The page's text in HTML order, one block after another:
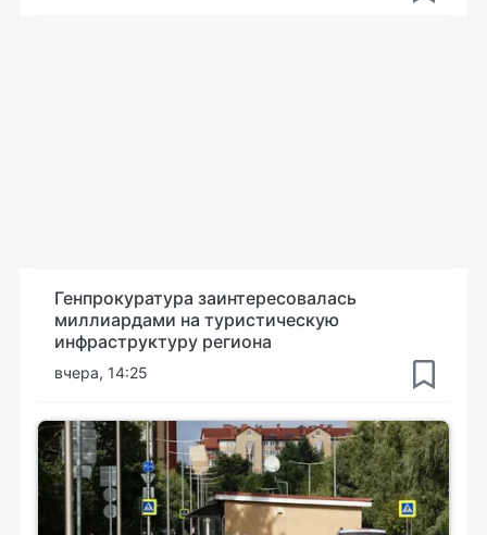
Генпрокуратура заинтересовалась
миллиардами на туристическую
инфраструктуру региона
вчера, 14:25